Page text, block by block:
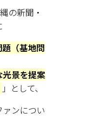
の新聞・
（基地問
景を提案
」として、
ンについ